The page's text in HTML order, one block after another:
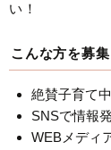
い！
こんな方を募
絶賛子育て中
SNSで情報
WEBメディ